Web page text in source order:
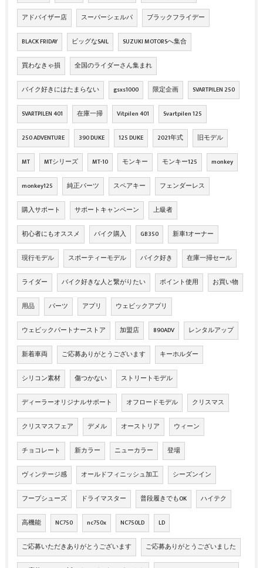
アドバイザー店 スーパーシェルパ ブラックフライデー
BLACK FRIDAY ビッグなSAIL SUZUKI MOTORSへ集合
買わなきゃ損 全国のライダーさん集まれ
バイク好きにはたまらない gsxs1000 限定企画 SVARTPILEN 250
SVARTPILEN 401 在庫一掃 Vitpilen 401 Svartpilen 125
250 ADVENTURE 390 DUKE 125 DUKE 2021年式 旧モデル
MT MTシリーズ MT-10 モンキー モンキー125 monkey
monkey125 純正パーツ スペアキー フェンダーレス
購入サポート サポートキャンペーン 上級者
初心者にもオススメ バイク購入 GB350 新車1オーナー
現行モデル スポーティーモデル バイク好き 在庫一掃セール
ライダー バイク好きな人と繋がりたい ポイント使用 お買い物
用品 パーツ アプリ ウェビックアプリ
ウェビックパートナーストア 加盟店 890ADV レンタルアップ
新着車両 ご応募ありがとうございます キーホルダー
シリコン素材 傷つかない ストリートモデル
ディーラーオリジナルサポート オフロードモデル クリスマス
クリスマスフェア デメル オーストリア ウィーン
チョコレート 新カラー ニューカラー 登場
ヴィンテージ感 オールドフィニッシュ加工 シーズンイン
フープシューズ ドライマスター 普段履きでもOK ハイテク
高機能 NC750 nc750x NC750LD LD
ご応募いただきありがとうございます ご応募ありがとうございました